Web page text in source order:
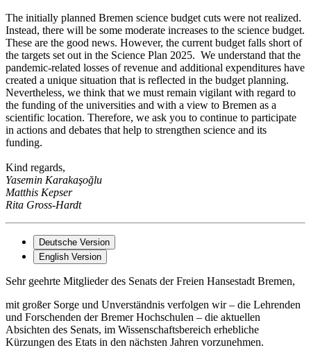
The initially planned Bremen science budget cuts were not realized.
Instead, there will be some moderate increases to the science budget.
These are the good news. However, the current budget falls short of
the targets set out in the Science Plan 2025. We understand that the
pandemic-related losses of revenue and additional expenditures have
created a unique situation that is reflected in the budget planning.
Nevertheless, we think that we must remain vigilant with regard to
the funding of the universities and with a view to Bremen as a
scientific location. Therefore, we ask you to continue to participate
in actions and debates that help to strengthen science and its
funding.
Kind regards,
Yasemin Karakaşoğlu
Matthis Kepser
Rita Gross-Hardt
Deutsche Version
English Version
Sehr geehrte Mitglieder des Senats der Freien Hansestadt Bremen,
mit großer Sorge und Unverständnis verfolgen wir – die Lehrenden
und Forschenden der Bremer Hochschulen – die aktuellen
Absichten des Senats, im Wissenschaftsbereich erhebliche
Kürzungen des Etats in den nächsten Jahren vorzunehmen.